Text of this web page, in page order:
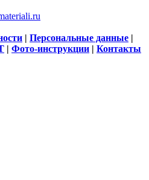
| Персональные данные |
| Фото-инструкции | Контакты